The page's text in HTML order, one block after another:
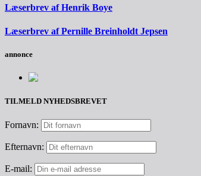
Læserbrev af Henrik Boye
Læserbrev af Pernille Breinholdt Jepsen
annonce
TILMELD NYHEDSBREVET
Fornavn:
Efternavn:
E-mail: